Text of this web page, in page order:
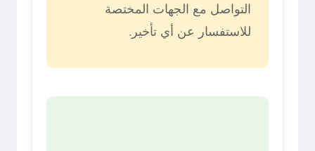
التواصل مع الجهات المختصة
للاستفسار عن أي تأخير.